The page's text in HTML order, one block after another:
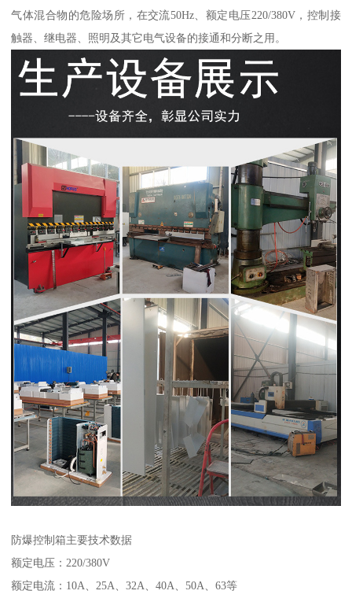
气体混合物的危险场所，在交流50Hz、额定电压220/380V，控制接
触器、继电器、照明及其它电气设备的接通和分断之用。
防爆控制箱主要技术数据
额定电压：220/380V
额定电流：10A、25A、32A、40A、50A、63等